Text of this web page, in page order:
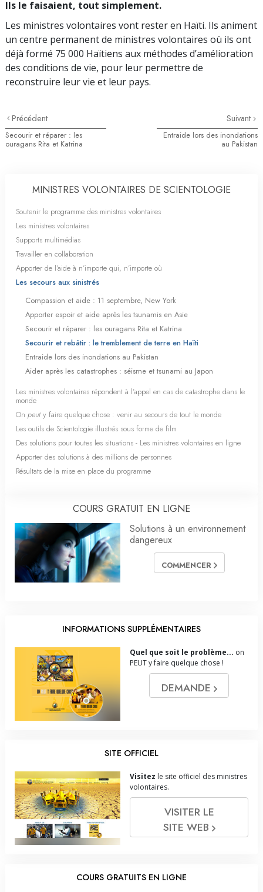
Ils le faisaient, tout simplement.
Les ministres volontaires vont rester en Haïti. Ils animent
un centre permanent de ministres volontaires où ils ont
déjà formé 75 000 Haïtiens aux méthodes d’amélioration
des conditions de vie, pour leur permettre de
reconstruire leur vie et leur pays.
Précédent
Secourir et réparer : les
ouragans Rita et Katrina
Suivant
Entraide lors des inondations
au Pakistan
MINISTRES VOLONTAIRES DE SCIENTOLOGIE
Soutenir le programme des ministres volontaires
Les ministres volontaires
Supports multimédias
Travailler en collaboration
Apporter de l’aide à n’importe qui, n’importe où
Les secours aux sinistrés
Compassion et aide : 11 septembre, New York
Apporter espoir et aide après les tsunamis en Asie
Secourir et réparer : les ouragans Rita et Katrina
Secourir et rebâtir : le tremblement de terre en Haïti
Entraide lors des inondations au Pakistan
Aider après les catastrophes : séisme et tsunami au Japon
Les ministres volontaires répondent à l’appel en cas de catastrophe dans le
monde
On peuty faire quelque chose : venir au secours de tout le monde
Les outils de Scientologie illustrés sous forme de film
Des solutions pour toutes les situations - Les ministres volontaires en ligne
Apporter des solutions à des millions de personnes
Résultats de la mise en place du programme
COURS GRATUIT EN LIGNE
Solutions à un environnement
dangereux
COMMENCER
INFORMATIONS SUPPLÉMENTAIRES
Quel que soit le problème... on
PEUT y faire quelque chose !
DEMANDE
SITE OFFICIEL
Visitez le site officiel des ministres
volontaires.
VISITER LE
SITE WEB
COURS GRATUITS EN LIGNE